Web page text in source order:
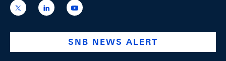
https://x.com/snb_bns
https://ch.linkedin.com/company/swiss-
national-
https://www.youtube.com/
SNB NEWS ALERT